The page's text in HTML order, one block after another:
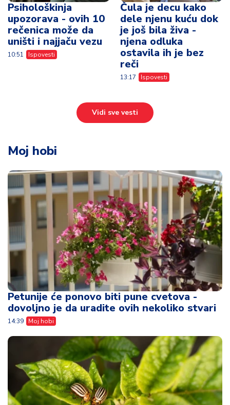
Psihološkinja
upozorava - ovih 10
rečenica može da
uništi i najjaču vezu
10:51 Ispovesti
Čula je decu kako
dele njenu kuću dok
je još bila živa -
njena odluka
ostavila ih je bez
reči
13:17 Ispovesti
Vidi sve vesti
Moj hobi
Petunije će ponovo biti pune cvetova -
dovoljno je da uradite ovih nekoliko stvari
14:39 Moj hobi